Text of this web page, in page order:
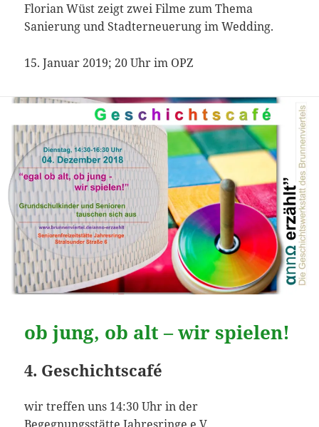
Florian Wüst zeigt zwei Filme zum Thema
Sanierung und Stadterneuerung im Wedding.
15. Januar 2019; 20 Uhr im OPZ
ob jung, ob alt – wir spielen!
4. Geschichtscafé
wir treffen uns 14:30 Uhr in der
Begegnungsstätte Jahresringe e.V.